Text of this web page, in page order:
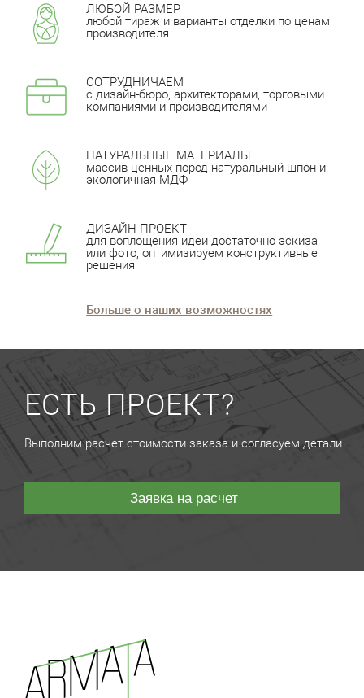
ЛЮБОЙ РАЗМЕР
любой тираж и варианты отделки по ценам
производителя
СОТРУДНИЧАЕМ
с дизайн-бюро, архитекторами, торговыми
компаниями и производителями
НАТУРАЛЬНЫЕ МАТЕРИАЛЫ
массив ценных пород натуральный шпон и
экологичная МДФ
ДИЗАЙН-ПРОЕКТ
для воплощения идеи достаточно эскиза
или фото, оптимизируем конструктивные
решения
Больше о наших возможностях
ЕСТЬ ПРОЕКТ?
Выполним расчет стоимости заказа и согласуем детали.
Заявка на расчет